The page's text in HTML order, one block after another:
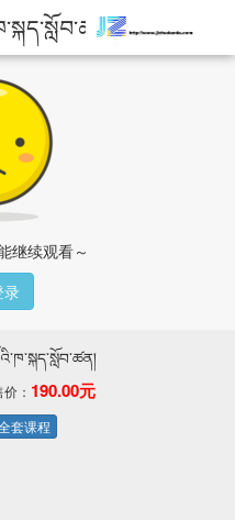
继续观看～
录
： 190.00元
套课程